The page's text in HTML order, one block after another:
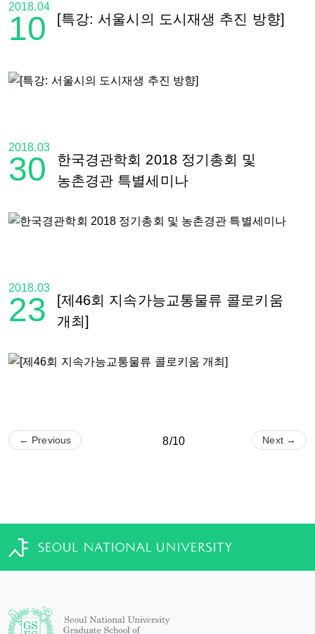
2018.04
10 [특강: 서울시의 도시재생 추진 방향]
2018.03
30
한국경관학회 2018 정기총회 및
농촌경관 특별세미나
2018.03
23
[제46회 지속가능교통물류 콜로키움
개최]
← Previous 8/10 Next →